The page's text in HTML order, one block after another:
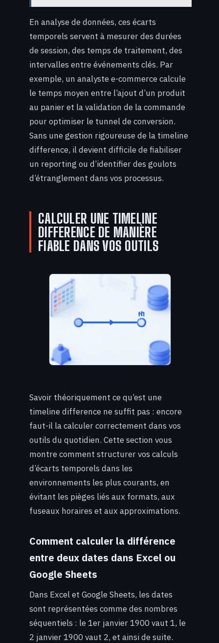
En analyse de données, ces écarts
temporels servent à mesurer des durées
de session, des temps de traitement, des
intervalles entre événements clés. Par
exemple, un analyste e-commerce calcule
le temps moyen entre l’ajout d’un produit
au panier et la validation de la commande
pour optimiser le tunnel de conversion.
Sans une gestion rigoureuse de la timeline
difference, il devient difficile de fiabiliser
un reporting ou d’identifier des goulots
d’étranglement dans vos processus.
CALCULER UNE TIMELINE
DIFFERENCE DE MANIÈRE
FIABLE DANS VOS OUTILS
Savoir théoriquement ce qu’est une
timeline difference ne suffit pas : encore
faut-il la calculer correctement dans vos
outils du quotidien. Cette section vous
montre comment structurer vos calculs
d’écarts temporels dans les
environnements les plus courants, en
évitant les pièges liés aux formats, aux
fuseaux horaires et aux approximations.
Comment calculer la différence
entre deux dates dans Excel ou
Google Sheets
Dans Excel et Google Sheets, les dates
sont représentées comme des nombres
séquentiels : le 1er janvier 1900 vaut 1, le
2 janvier 1900 vaut 2, et ainsi de suite.